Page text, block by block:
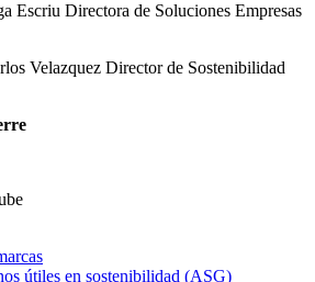
Escriu Directora de Soluciones Empresas
Velazquez Director de Sostenibilidad
útiles en sostenibilidad (ASG)